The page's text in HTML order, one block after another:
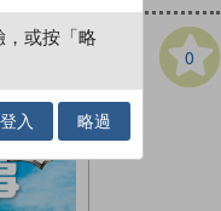
0
，或按「略
登入 略過